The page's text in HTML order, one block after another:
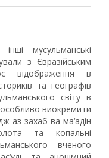
мусульманські
з Євразійським
відображення в
та географів
світу в
особливо виокремити
аз-захаб ва-ма‘адін
та копальні
вченого